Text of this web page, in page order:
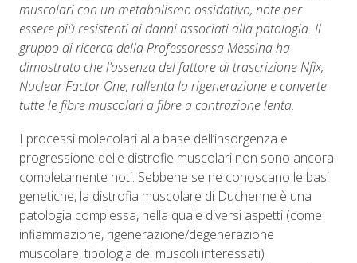
muscolari con un metabolismo ossidativo, note per
essere più resistenti ai danni associati alla patologia. Il
gruppo di ricerca della Professoressa Messina ha
dimostrato che l’assenza del fattore di trascrizione Nfix,
Nuclear Factor One, rallenta la rigenerazione e converte
tutte le fibre muscolari a fibre a contrazione lenta.
I processi molecolari alla base dell’insorgenza e
progressione delle distrofie muscolari non sono ancora
completamente noti. Sebbene se ne conoscano le basi
genetiche, la distrofia muscolare di Duchenne è una
patologia complessa, nella quale diversi aspetti (come
infiammazione, rigenerazione/degenerazione
muscolare, tipologia dei muscoli interessati)